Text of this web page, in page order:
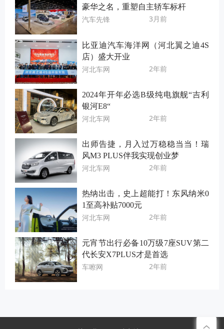
豪华之名，重塑自主轿车标杆
汽车先锋 3月前
比亚迪汽车海洋网（河北翼之迪4S
店）盛大开业
河北车网 2年前
2024年开年必选B级纯电旗舰“吉利
银河E8“
河北车网 2年前
出师告捷，月入过万稳稳当当！瑞
风M3 PLUS伴我实现创业梦
河北车网 2年前
热纳出击，史上超能打！东风纳米0
1至高补贴7000元
河北车网 2年前
元宵节出行必备10万级7座SUV第二
代长安X7PLUS才是首选
车嚓网 2年前